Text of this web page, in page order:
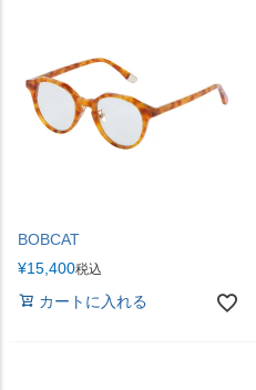
BOBCAT
¥15,400税込
カートに入れる